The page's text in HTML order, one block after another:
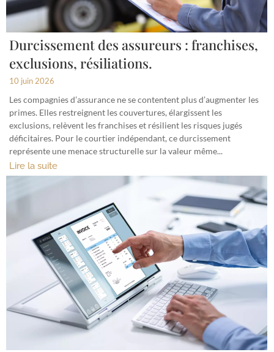
Durcissement des assureurs : franchises,
exclusions, résiliations.
10 juin 2026
Les compagnies d’assurance ne se contentent plus d’augmenter les
primes. Elles restreignent les couvertures, élargissent les
exclusions, relèvent les franchises et résilient les risques jugés
déficitaires. Pour le courtier indépendant, ce durcissement
représente une menace structurelle sur la valeur même...
Lire la suite